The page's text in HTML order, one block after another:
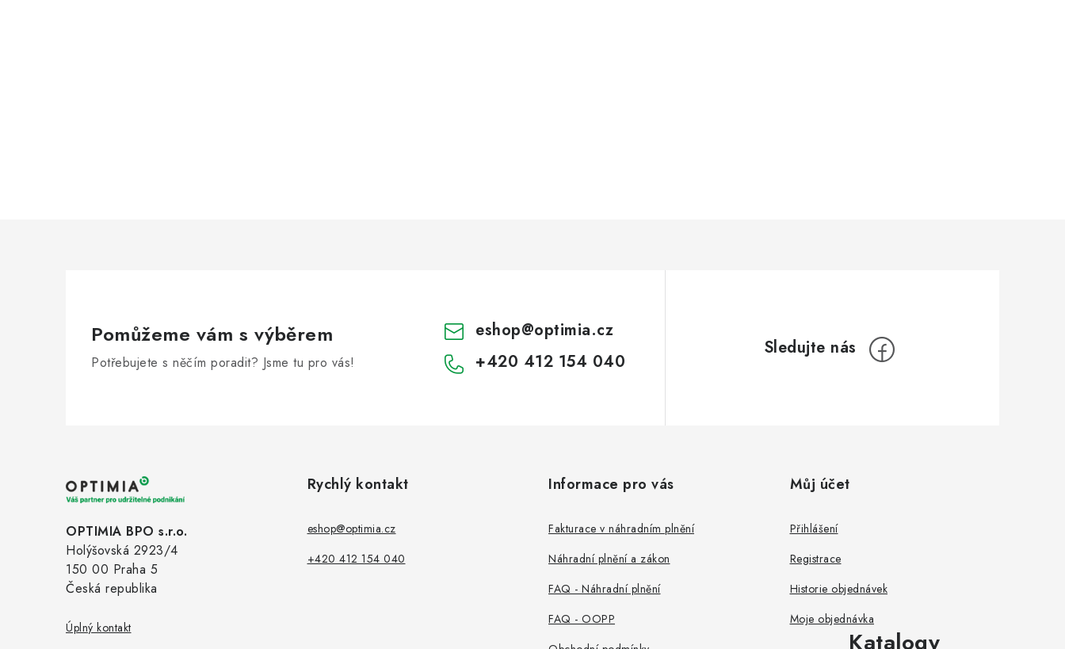
Pomůžeme vám s výběrem
Potřebujete s něčím poradit? Jsme tu pro vás!
eshop@optimia.cz
+420 412 154 040
OPTIMIA BPO s.r.o.
Holýšovská 2923/4
150 00 Praha 5
Česká republika
Úplný kontakt
Rychlý kontakt
eshop@optimia.cz
+420 412 154 040
Informace pro vás
Fakturace v náhradním plnění
Náhradní plnění a zákon
FAQ - Náhradní plnění
FAQ - OOPP
Můj účet
Přihlášení
Registrace
Historie objednávek
Moje objednávka